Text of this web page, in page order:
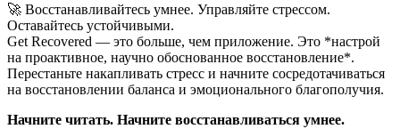
🚀 Восстанавливайтесь умнее. Управляйте стрессом.
Оставайтесь устойчивыми.
Get Recovered — это больше, чем приложение. Это *настрой
на проактивное, научно обоснованное восстановление*.
Перестаньте накапливать стресс и начните сосредотачиваться
на восстановлении баланса и эмоционального благополучия.
Начните читать. Начните восстанавливаться умнее.